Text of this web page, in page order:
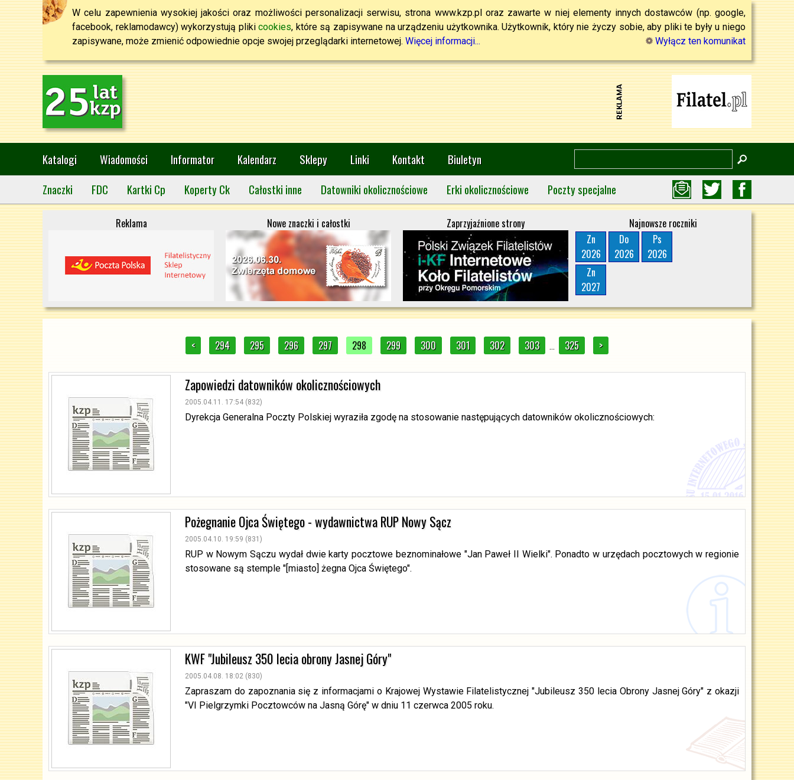
W celu zapewnienia wysokiej jakości oraz możliwości personalizacji serwisu, strona www.kzp.pl oraz zawarte w niej elementy innych dostawców (np. google,
facebook, reklamodawcy) wykorzystują plikicookies, które są zapisywane na urządzeniu użytkownika. Użytkownik, który nie życzy sobie, aby pliki te były u niego
zapisywane, może zmienić odpowiednie opcje swojej przeglądarki internetowej. Więcej informacji... Wyłącz ten komunikat
Katalogi Wiadomości Informator Kalendarz Sklepy Linki Kontakt
Biuletyn
Znaczki
FDC Kartki Cp Koperty Ck Całostki inne Datowniki okolicznościowe Erki okolicznościowe Poczty specjalne
Reklama Nowe znaczki i całostki Zaprzyjaźnione strony
Najnowsze roczniki
Zn
2026
Do
2026
Ps
2026
Zn
2027
< 294 295 296 297 298 299 300 301 302 303 ... 325 >
Zapowiedzi datowników okolicznościowych
2005.04.11. 17:54 (832)
Dyrekcja Generalna Poczty Polskiej wyraziła zgodę na stosowanie następujących datowników okolicznościowych:
Pożegnanie Ojca Świętego - wydawnictwa RUP Nowy Sącz
2005.04.10. 19:59 (831)
RUP w Nowym Sączu wydał dwie karty pocztowe beznominałowe "Jan Paweł II Wielki". Ponadto w urzędach pocztowych w regionie
stosowane są stemple "[miasto] żegna Ojca Świętego".
KWF "Jubileusz 350 lecia obrony Jasnej Góry"
2005.04.08. 18:02 (830)
Zapraszam do zapoznania się z informacjami o Krajowej Wystawie Filatelistycznej "Jubileusz 350 lecia Obrony Jasnej Góry" z okazji
"VI Pielgrzymki Pocztowców na Jasną Górę" w dniu 11 czerwca 2005 roku.